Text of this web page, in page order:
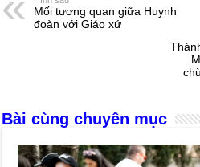
b
n
A
d
s
Mối tương quan giữa Huynh
đoàn với Giáo xứ
Bài cùng chuyên mục